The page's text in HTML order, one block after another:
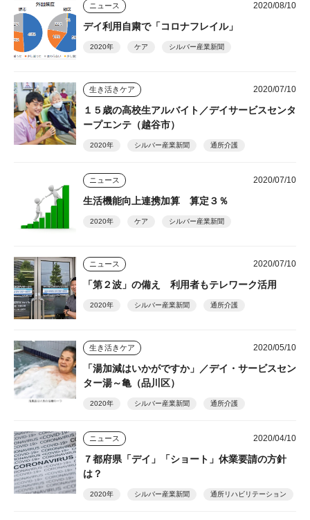
ニュース 2020/08/10
デイ利用自粛で「コロナフレイル」
2020年 ケア シルバー産業新聞
生き活きケア 2020/07/10
１５歳の高校生アルバイト／デイサービスセンタ
ープエンテ（越谷市）
2020年 シルバー産業新聞 通所介護
ニュース 2020/07/10
生活機能向上連携加算 算定３％
2020年 ケア シルバー産業新聞
ニュース 2020/07/10
「第２波」の備え 利用者もテレワーク活用
2020年 シルバー産業新聞 通所介護
生き活きケア 2020/05/10
「湯加減はいかがですか」／デイ・サービスセン
ター湯～亀（品川区）
2020年 シルバー産業新聞 通所介護
ニュース 2020/04/10
７都府県「デイ」「ショート」休業要請の方針
は？
2020年 シルバー産業新聞 通所リハビリテーション